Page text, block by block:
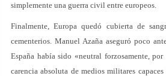
simplemente una guerra civil entre europeos.
Finalmente, Europa quedó cubierta de
cementerios. Manuel Azaña aseguró poco
España había sido «neutral forzosamente,
carencia absoluta de medios militares